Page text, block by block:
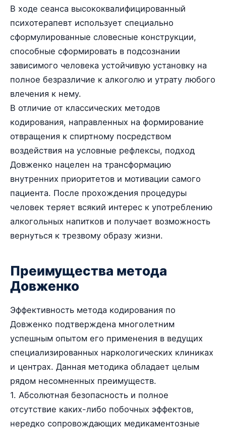
В ходе сеанса высококвалифицированный
психотерапевт использует специально
сформулированные словесные конструкции,
способные сформировать в подсознании
зависимого человека устойчивую установку на
полное безразличие к алкоголю и утрату любого
влечения к нему.
В отличие от классических методов
кодирования, направленных на формирование
отвращения к спиртному посредством
воздействия на условные рефлексы, подход
Довженко нацелен на трансформацию
внутренних приоритетов и мотивации самого
пациента. После прохождения процедуры
человек теряет всякий интерес к употреблению
алкогольных напитков и получает возможность
вернуться к трезвому образу жизни.
Преимущества метода
Довженко
Эффективность метода кодирования по
Довженко подтверждена многолетним
успешным опытом его применения в ведущих
специализированных наркологических клиниках
и центрах. Данная методика обладает целым
рядом несомненных преимуществ.
1. Абсолютная безопасность и полное
отсутствие каких-либо побочных эффектов,
нередко сопровождающих медикаментозные